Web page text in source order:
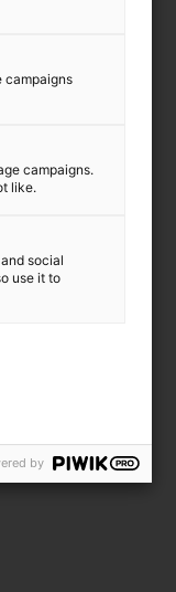
campaigns
campaigns.
like.
social
use it to
by